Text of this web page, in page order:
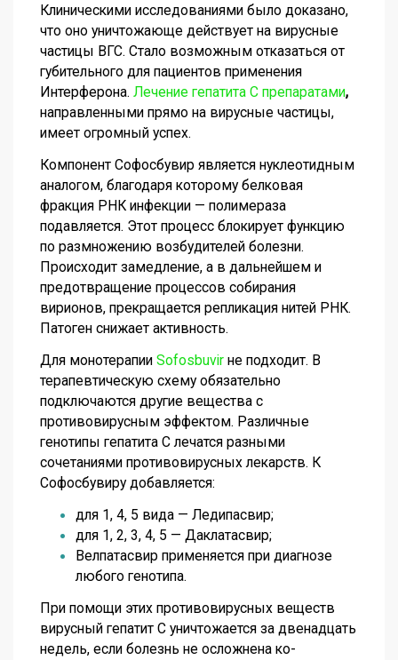
Клиническими исследованиями было доказано,
что оно уничтожающе действует на вирусные
частицы ВГС. Стало возможным отказаться от
губительного для пациентов применения
Интерферона. Лечение гепатита С препаратами,
направленными прямо на вирусные частицы,
имеет огромный успех.
Компонент Софосбувир является нуклеотидным
аналогом, благодаря которому белковая
фракция РНК инфекции — полимераза
подавляется. Этот процесс блокирует функцию
по размножению возбудителей болезни.
Происходит замедление, а в дальнейшем и
предотвращение процессов собирания
вирионов, прекращается репликация нитей РНК.
Патоген снижает активность.
Для монотерапии Sofosbuvir не подходит. В
терапевтическую схему обязательно
подключаются другие вещества с
противовирусным эффектом. Различные
генотипы гепатита С лечатся разными
сочетаниями противовирусных лекарств. К
Софосбувиру добавляется:
для 1, 4, 5 вида — Ледипасвир;
для 1, 2, 3, 4, 5 — Даклатасвир;
Велпатасвир применяется при диагнозе
любого генотипа.
При помощи этих противовирусных веществ
вирусный гепатит С уничтожается за двенадцать
недель, если болезнь не осложнена ко-